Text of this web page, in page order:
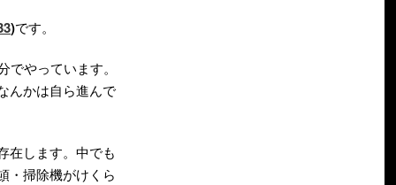
)です。
やっています。
んかは自ら進んで
在します。中でも
・掃除機がけくら